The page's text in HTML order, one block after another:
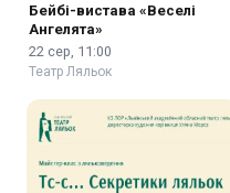
Бейбі-вистава «Веселі
Ангелята»
22 сер, 11:00
Театр Ляльок